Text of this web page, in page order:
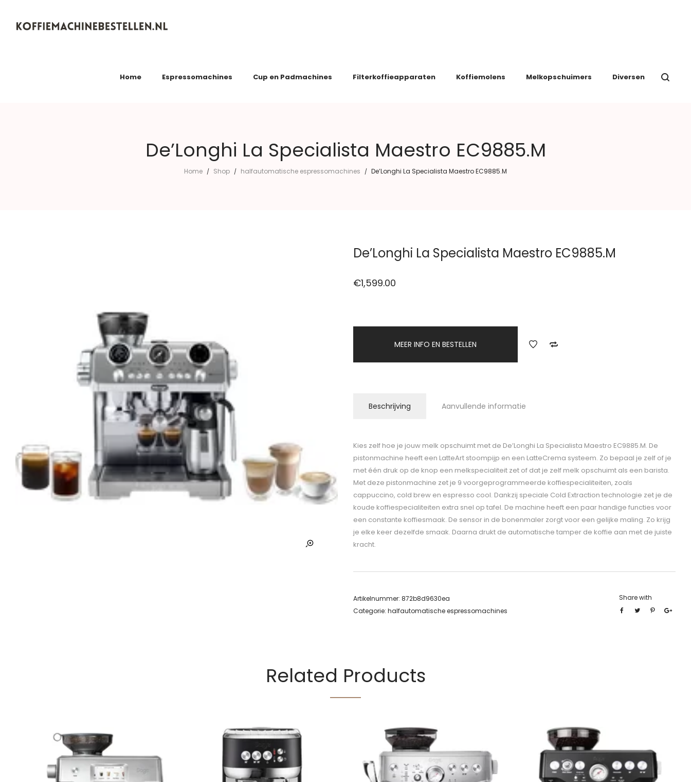
Home Espressomachines Cup en Padmachines Filterkoffieapparaten Koffiemolens Melkopschuimers Diversen
De’Longhi La Specialista Maestro EC9885.M
Home / Shop / halfautomatische espressomachines / De’Longhi La Specialista Maestro EC9885.M
De’Longhi La Specialista Maestro EC9885.M
€1,599.00
MEER INFO EN BESTELLEN
Beschrijving Aanvullende informatie
Kies zelf hoe je jouw melk opschuimt met de De’Longhi La Specialista Maestro EC9885.M. De
pistonmachine heeft een LatteArt stoompijp en een LatteCrema systeem. Zo bepaal je zelf of je
met één druk op de knop een melkspecialiteit zet of dat je zelf melk opschuimt als een barista.
Met deze pistonmachine zet je 9 voorgeprogrammeerde koffiespecialiteiten, zoals
cappuccino, cold brew en espresso cool. Dankzij speciale Cold Extraction technologie zet je de
koude koffiespecialiteiten extra snel op tafel. De machine heeft een paar handige functies voor
een constante koffiesmaak. De sensor in de bonenmaler zorgt voor een gelijke maling. Zo krijg
je elke keer dezelfde smaak. Daarna drukt de automatische tamper de koffie aan met de juiste
kracht.
Artikelnummer: 872b8d9630ea
Categorie: halfautomatische espressomachines
Share with
Related Products